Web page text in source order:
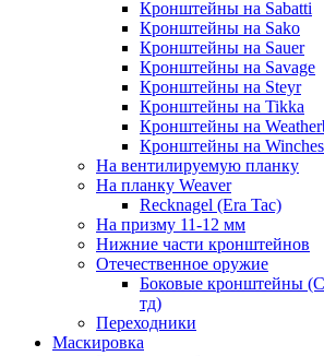
Кронштейны на Sabatti
Кронштейны на Sako
Кронштейны на Sauer
Кронштейны на Savage
Кронштейны на Steyr
Кронштейны на Tikka
Кронштейны на
Кронштейны на
На вентилируемую планку
На планку Weaver
Recknagel (Era Tac)
На призму 11-12 мм
Нижние части кронштейнов
Отечественное оружие
Боковые кронштейны
тд)
Переходники
Маскировка